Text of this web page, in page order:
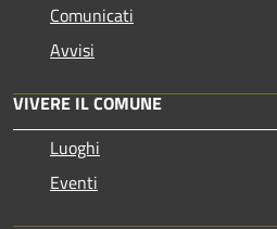
Comunicati
Avvisi
VIVERE IL COMUNE
Luoghi
Eventi